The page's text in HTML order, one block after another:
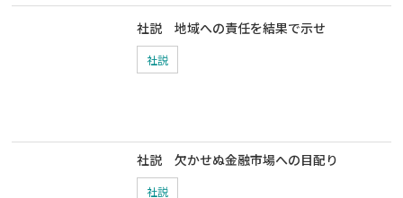
社説 地域への責任を結果で示せ
社説
社説 欠かせぬ金融市場への目配り
社説